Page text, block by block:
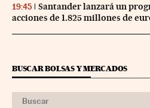
19:45
Santander lanzará un
acciones de 1.825 millones de
BUSCAR BOLSAS Y MERCADOS